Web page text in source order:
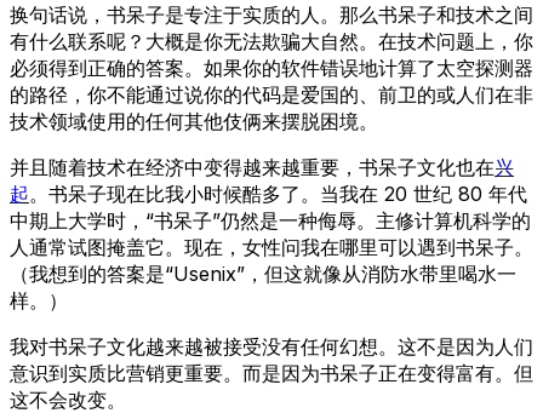
换句话说，书呆子是专注于实质的人。那么书呆子和技术之间
有什么联系呢？大概是你无法欺骗大自然。在技术问题上，你
必须得到正确的答案。如果你的软件错误地计算了太空探测器
的路径，你不能通过说你的代码是爱国的、前卫的或人们在非
技术领域使用的任何其他伎俩来摆脱困境。
并且随着技术在经济中变得越来越重要，书呆子文化也在兴
起。书呆子现在比我小时候酷多了。当我在 20 世纪 80 年代
中期上大学时，“书呆子”仍然是一种侮辱。主修计算机科学的
人通常试图掩盖它。现在，女性问我在哪里可以遇到书呆子。
（我想到的答案是“Usenix”，但这就像从消防水带里喝水一
样。）
我对书呆子文化越来越被接受没有任何幻想。这不是因为人们
意识到实质比营销更重要。而是因为书呆子正在变得富有。但
这不会改变。